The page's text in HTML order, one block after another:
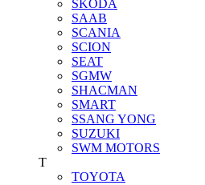
SKODA
SAAB
SCANIA
SCION
SEAT
SGMW
SHACMAN
SMART
SSANG YONG
SUZUKI
SWM MOTORS
T
TOYOTA